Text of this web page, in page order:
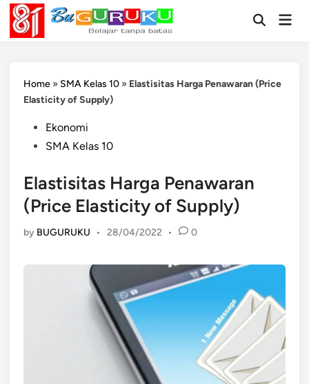
Skip
content
OpenMain
Home » SMA Kelas 10 » Elastisitas Harga Penawaran (Price
Elasticity of Supply)
PostedEkonomi
SMA Kelas 10
Elastisitas Harga Penawaran
(Price Elasticity of Supply)
by BUGURUKU • 28/04/2022 • 0